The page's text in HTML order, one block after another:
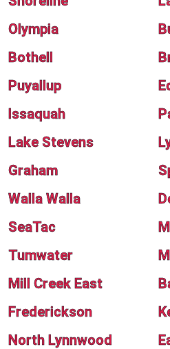
Olympia
Bothell
Puyallup
Issaquah
Lake Stevens
Graham
Walla Walla
SeaTac
Tumwater
Mill Creek East
Frederickson
North Lynnwood